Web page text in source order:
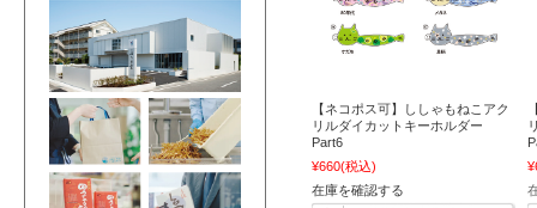
【ネコポス可】ししゃもねこアク
リルダイカットキーホルダー
Part6
¥660(税込)
在庫を確認する